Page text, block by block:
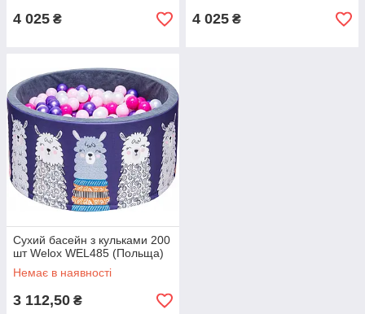
4 025 ₴ 4 025 ₴
Сухий басейн з кульками 200
шт Welox WEL485 (Польща)
Немає в наявності
3 112,50 ₴